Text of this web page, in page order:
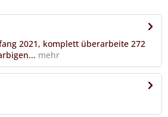
2021, komplett überarbeite 272
mehr